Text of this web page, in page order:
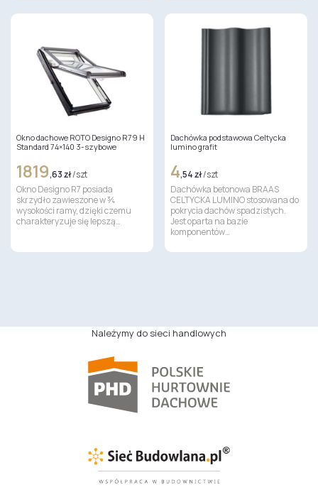
Okno dachowe ROTO Designo R79 H
Standard 74×140 3-szybowe
1819,63 zł/ szt
Okno Designo R7 posiada
skrzydło zawieszone w ¾
wysokości ramy, dzięki czemu
charakteryzuje się lepszą…
Dachówka podstawowa Celtycka
lumino grafit
4,54 zł/ szt
Dachówka betonowa BRAAS
CELTYCKA LUMINO stosowana do
pokrycia dachów spadzistych.
Jest oparta na bazie
komponentów…
Należymy do sieci handlowych